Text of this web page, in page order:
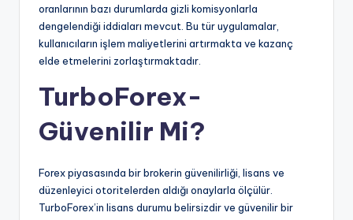
oranlarının bazı durumlarda gizli komisyonlarla
dengelendiği iddiaları mevcut. Bu tür uygulamalar,
kullanıcıların işlem maliyetlerini artırmakta ve kazanç
elde etmelerini zorlaştırmaktadır.
TurboForex-
Güvenilir Mi?
Forex piyasasında bir brokerin güvenilirliği, lisans ve
düzenleyici otoritelerden aldığı onaylarla ölçülür.
TurboForex’in lisans durumu belirsizdir ve güvenilir bir